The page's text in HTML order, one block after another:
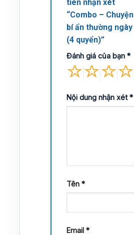
tiên nhận xét
“Combo – Chuyện
bí ẩn thường ngày
(4 quyển)”
Đánh giá của bạn *
Nội dung nhận xét*
Tên *
Email *